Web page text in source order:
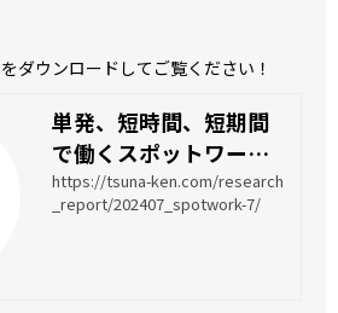
ダウンロードしてご覧ください！
単発、短時間、短期間
で働くスポットワーク
の求人倍率は2.88倍 求
人数が前年比+49.9%と
https://tsuna-ken.com/research
_report/202407_spotwork-7/